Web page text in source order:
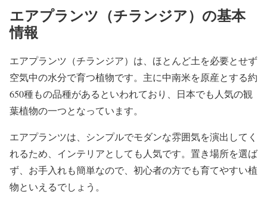
エアプランツ（チランジア）の基本
情報
エアプランツ（チランジア）は、ほとんど土を必要とせず
空気中の水分で育つ植物です。主に中南米を原産とする約
650種もの品種があるといわれており、日本でも人気の観
葉植物の一つとなっています。
エアプランツは、シンプルでモダンな雰囲気を演出してく
れるため、インテリアとしても人気です。置き場所を選ば
ず、お手入れも簡単なので、初心者の方でも育てやすい植
物といえるでしょう。